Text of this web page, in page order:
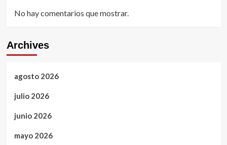
No hay comentarios que mostrar.
Archives
agosto 2026
julio 2026
junio 2026
mayo 2026